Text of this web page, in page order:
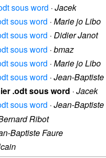
sous word · Jacek
sous word · Marie jo Libo
sous word · Didier Janot
sous word · bmaz
sous word · Marie jo Libo
sous word · Jean-Baptiste
.odt sous word · Jacek
sous word · Jean-Baptiste
Ribot
Baptiste Faure